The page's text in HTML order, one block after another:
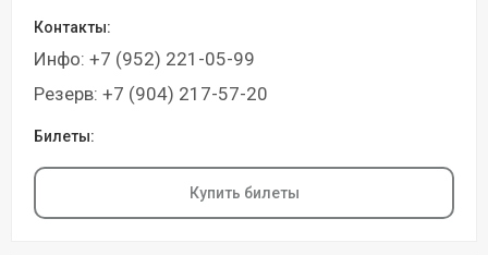
Контакты:
Инфо: +7 (952) 221-05-99
Резерв: +7 (904) 217-57-20
Билеты:
Купить билеты